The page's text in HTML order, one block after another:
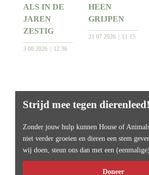
ALS IN DE
JAREN
ZESTIG
3 08 2026 12:36
HEEN
GRIJPEN
21 07 2026 11:15
Strijd mee tegen dierenleed!
Zonder jouw hulp kunnen House of
niet verder groeien en dieren een stem
wij doen, steun ons dan met een
Doneer